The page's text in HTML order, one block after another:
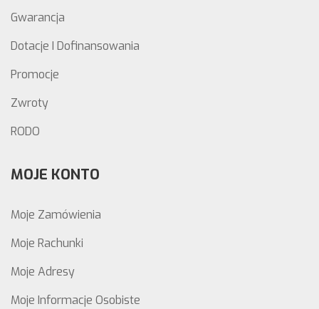
Gwarancja
Dotacje I Dofinansowania
Promocje
Zwroty
RODO
MOJE KONTO
Moje Zamówienia
Moje Rachunki
Moje Adresy
Moje Informacje Osobiste